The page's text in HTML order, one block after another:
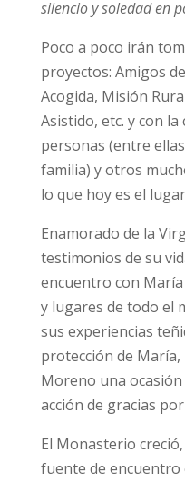
silencio y soledad en
Poco a poco irán
proyectos: Amigos
Acogida, Misión
Asistido, etc. y con
personas (entre
familia) y otros
lo que hoy es el
Enamorado de la
testimonios de su
encuentro con
y lugares de todo el
sus experiencias
protección de María,
Moreno una
acción de gracias
El Monasterio
fuente de encuentro